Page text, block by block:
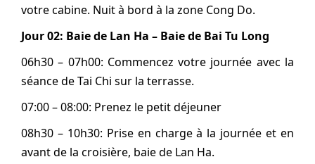
votre cabine. Nuit à bord à la zone Cong Do.
Jour 02: Baie de Lan Ha – Baie de Bai Tu Long
06h30 – 07h00: Commencez votre journée avec la
séance de Tai Chi sur la terrasse.
07:00 – 08:00: Prenez le petit déjeuner
08h30 – 10h30: Prise en charge à la journée et en
avant de la croisière, baie de Lan Ha.